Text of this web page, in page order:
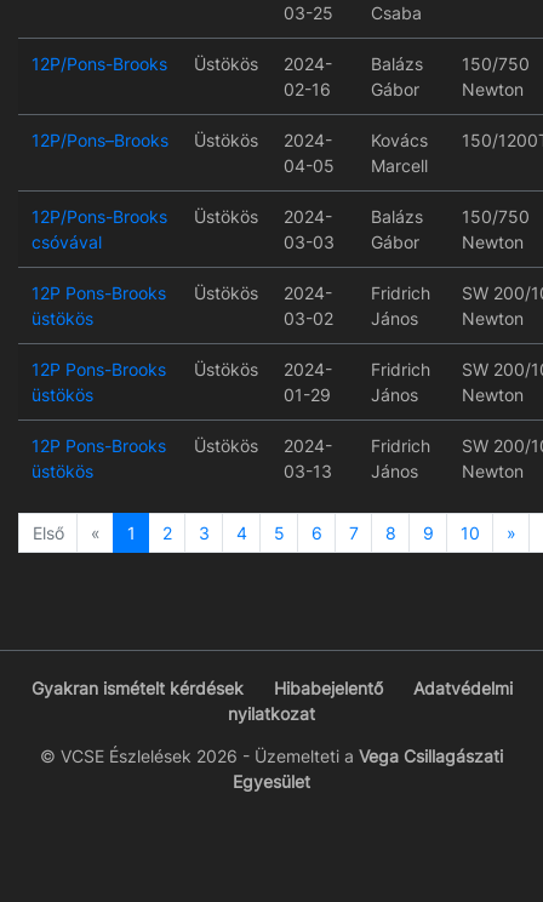
03-25
Csaba
12P/Pons-Brooks Üstökös
2024-
02-16
Balázs
Gábor
150/750
Newton
12P/Pons–Brooks Üstökös
2024-
04-05
Kovács
Marcell
150/
12P/Pons-Brooks
csóvával
Üstökös
2024-
03-03
Balázs
Gábor
150/750
Newton
12P Pons-Brooks
üstökös
Üstökös
2024-
03-02
Fridrich
János
SW 200/
Newton
12P Pons-Brooks
üstökös
Üstökös
2024-
01-29
Fridrich
János
SW 200/
Newton
12P Pons-Brooks
üstökös
Üstökös
2024-
03-13
Fridrich
János
SW 200/
Newton
Első « Previous
1 2 3 4 5 6 7 8 9 10 »
Gyakran ismételt kérdések Hibabejelentő
Adatvédelmi
nyilatkozat
© VCSE Észlelések 2026 - Üzemelteti a Vega Csillagászati
Egyesület